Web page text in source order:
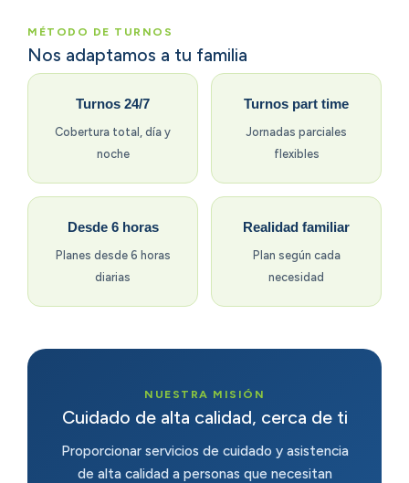
MÉTODO DE TURNOS
Nos adaptamos a tu familia
Turnos 24/7
Cobertura total, día y
noche
Turnos part time
Jornadas parciales
flexibles
Desde 6 horas
Planes desde 6 horas
diarias
Realidad familiar
Plan según cada
necesidad
NUESTRA MISIÓN
Cuidado de alta calidad, cerca de ti
Proporcionar servicios de cuidado y asistencia
de alta calidad a personas que necesitan